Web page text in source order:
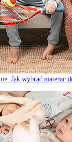
Jak wybrać materac